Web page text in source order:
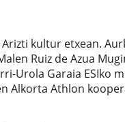
kultur etxean.
Ruiz de Azua
Urola Garaia ESIko
Alkorta Athlon